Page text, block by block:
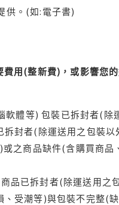
供。(如:電子書)
用(整新費)，或影響您
體等) 包裝已拆封者(除
封者(除運送用之包裝以
之商品缺件(含購買商品
品已拆封者(除運送用之
受潮等)與包裝不完整(